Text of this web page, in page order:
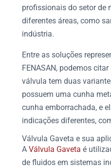
profissionais do setor de
diferentes áreas, como
indústria.
Entre as soluções
FENASAN, podemos citar
válvula tem duas
possuem uma cunha
cunha emborrachada, e
indicações diferentes,
Válvula Gaveta e sua
A Válvula Gaveta é
de fluidos em sistemas